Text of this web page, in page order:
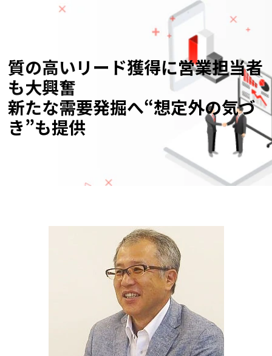
質の高いリード獲得に営業担当者
も大興奮
新たな需要発掘へ“想定外の気づ
き”も提供